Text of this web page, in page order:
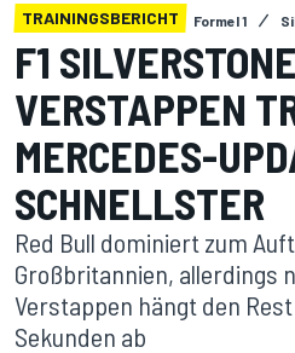
TRAININGSBERICHT Formel 1
F1
VERSTAPPEN
MERCEDES-
SCHNELLSTER
Red Bull dominiert zum
Großbritannien, allerdings
Verstappen hängt den
Sekunden ab